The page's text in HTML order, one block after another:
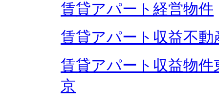
賃貸アパート経営物件
賃貸アパート収益不動
賃貸アパート収益物件
京